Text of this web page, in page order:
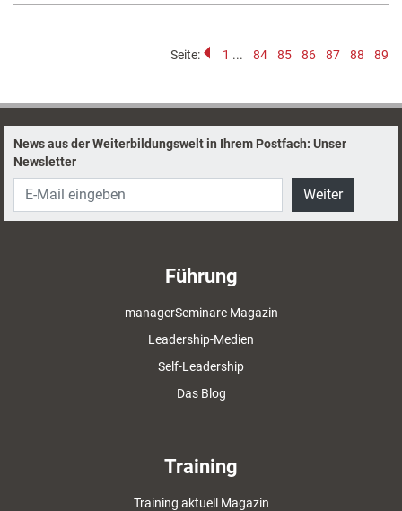
Seite: 1 ... 84 85 86 87 88 89
News aus der Weiterbildungswelt in Ihrem Postfach: Unser
Newsletter
Weiter
Führung
managerSeminare Magazin
Leadership-Medien
Self-Leadership
Das Blog
Training
Training aktuell Magazin